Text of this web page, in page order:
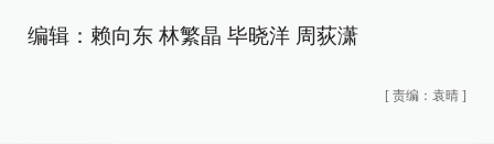
编辑：赖向东 林繁晶 毕晓洋 周荻潇
[ 责编：袁晴 ]